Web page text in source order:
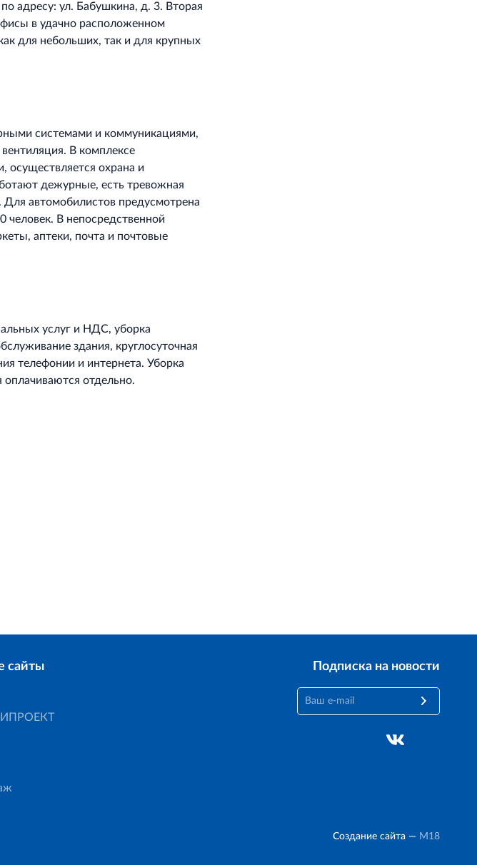
адресу: ул. Бабушкина, д. 3. Вторая
в удачно расположенном
для небольших, так и для крупных
системами и коммуникациями,
В комплексе
осуществляется охрана и
дежурные, есть тревожная
Для автомобилистов предусмотрена
человек. В непосредственной
аптеки, почта и почтовые
услуг и НДС, уборка
здания, круглосуточная
телефонии и интернета. Уборка
отдельно.
сайты Подписка на новости
Создание сайта — M18